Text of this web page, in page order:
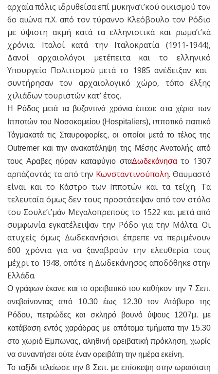
αρχαία πόλις ιδρυθείσα επί μυκηνα’ι’κού οικισμού​ ​τον
6ο αιώνα π.Χ. από τον τύραννο Κλεόβουλο τον Ρόδιο
με ύψιστη ακμή κατά τα ελληνιστικά και ρωμα’ι’κά
χρόνια. ​Ιταλοί κατά την Ιταλοκρατία (1911-1944),
Δανοί αρχαιολόγοι μετέπειτα και το ελληνικό
Υπουργείο Πολιτισμού μετά το 1985​ ανέδειξαν ​και ​
συντήρησαν τον αρχαιολογικό χώρο, τόπο έλξης
χιλιάδων τουριστών κατ’ έτος.
Η Ρόδος μετά τα βυζαντινά χρόνια έπεσε στα χέρια των
Ιπποτών του Νοσοκομείου (Hospitaliers), ιπποτικό παπικό
Τάγμακατά τις Σταυροφορίες, οι οποίοι μετά το τέλος της
Outremer και την ανακατάληψη της Μέσης Ανατολής από
τους Αραβες ηύραν καταφύγιο σταΔωδεκάνησα το 1307
αρπάζοντάς τα από την Κωνσταντινούπολη. Θαυμαστό
είναι και το Κάστρο των Ιπποτών και τα τείχη. Τα
τελευταία όμως δεν τους προστάτεψαν από τον στόλο
του Σουλε’ι’μάν Μεγαλοπρεπούς το 1522 και μετά από
συμφωνία εγκατέλειψαν την Ρόδο για την Μάλτα. Οι
ατυχείς όμως Δωδεκανήσιοι έπρεπε να περιμένουν
600 χρόνια για να ξαναβρούν την ελευθερία τους
μέχρι το 1948, οπότε η Δωδεκάνησος αποδόθηκε στην
Ελλάδα.
Ο γράφων έκανε και το ορειβατικό του καθήκον την 7 Σεπ.
ανεβαίνοντας από 10.30 έως 12.30 τον Ατάβυρο της
Ρόδου, πετρώδες και σκληρό βουνό ύψους 1207μ. με
κατάβαση εντός χαράδρας με απότομα τμήματα την 15.30
στο χωριό Εμπωνας, αληθινή ορειβατική πρόκληση, χωρίς
να συναντήσει ούτε έναν ορειβάτη την ημέρα εκείνη.
Το ταξίδι τελείωσε την 8 Σεπ. με επίσκεψη στην ωραιότατη